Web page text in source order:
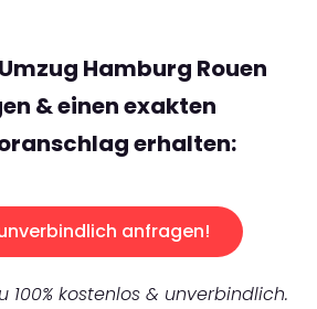
Hamburg Rouen
& einen exakten
erhalten:
anfragen!
100% kostenlos & unverbindlich.